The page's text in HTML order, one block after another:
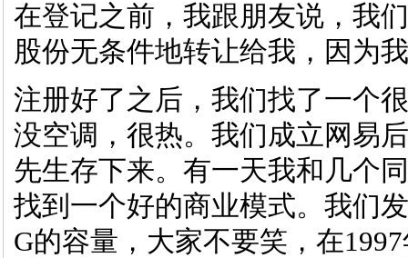
在登记之前，我跟朋友说，我
股份无条件地转让给我，因为
注册好了之后，我们找了一个
没空调，很热。我们成立网易
先生存下来。有一天我和几个
找到一个好的商业模式。我们
G的容量，大家不要笑，在